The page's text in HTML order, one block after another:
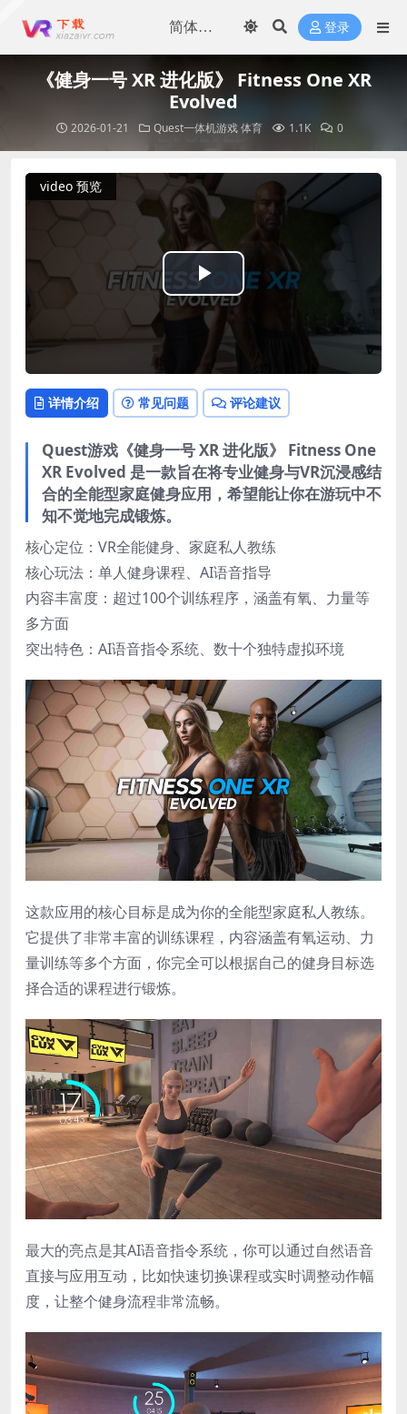
登录
《健身一号 XR 进化版》 Fitness One XR
Evolved
2026-01-21 Quest一体机游戏体育 1.1K 0
video 预览
Play
Video
详情介绍 常见问题 评论建议
Quest游戏《健身一号 XR 进化版》 Fitness One
XR Evolved 是一款旨在将专业健身与VR沉浸感结
合的全能型家庭健身应用，希望能让你在游玩中不
知不觉地完成锻炼。
核心定位​：VR全能健身、家庭私人教练
​核心玩法​：单人健身课程、AI语音指导
​内容丰富度：超过100个训练程序，涵盖有氧、力量等
多方面
​突出特色​：AI语音指令系统、数十个独特虚拟环境
这款应用的核心目标是成为你的全能型家庭私人教练。
它提供了非常丰富的训练课程，内容涵盖有氧运动、力
量训练等多个方面，你完全可以根据自己的健身目标选
择合适的课程进行锻炼。
最大的亮点是其AI语音指令系统，你可以通过自然语音
直接与应用互动，比如快速切换课程或实时调整动作幅
度，让整个健身流程非常流畅。